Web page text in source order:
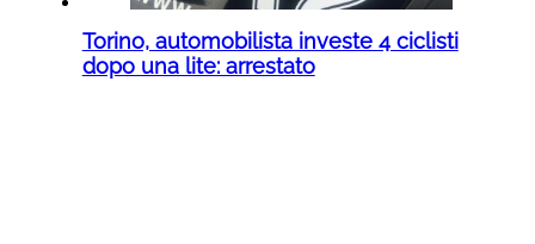
Torino, automobilista investe 4 ciclisti
dopo una lite: arrestato